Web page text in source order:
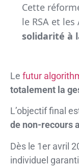
Cette
le RSA et les
solidarité à
Le futur
totalement la
L’objectif final
de non-recours
Dès le 1er avril
individuel